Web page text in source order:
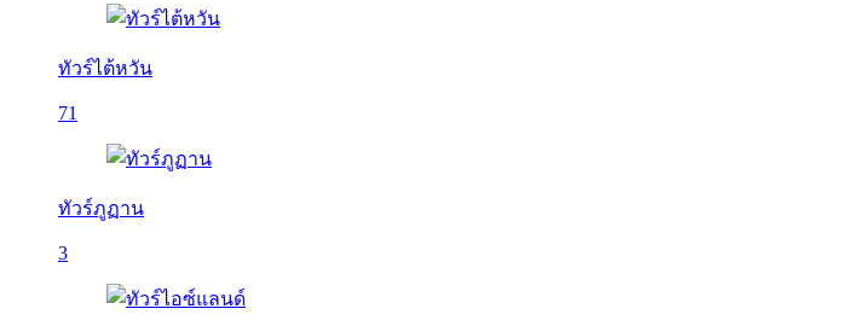
ทัวร์ไต้หวัน
71
ทัวร์ภูฏาน
3